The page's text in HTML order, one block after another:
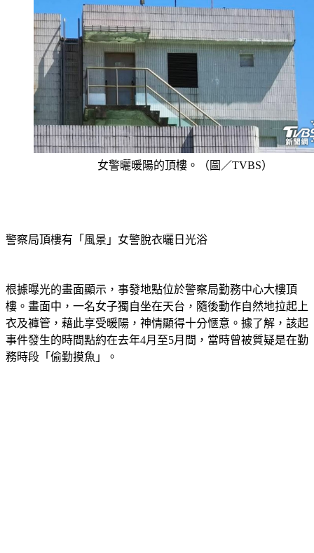
根據曝光的畫面顯示，事發地點位於警察局勤務中心大樓頂
樓。畫面中，一名女子獨自坐在天台，隨後動作自然地拉起上
衣及褲管，藉此享受暖陽，神情顯得十分愜意。據了解，該起
事件發生的時間點約在去年4月至5月間，當時曾被質疑是在勤